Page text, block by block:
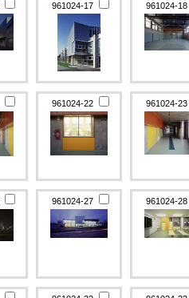
961024-17 961024-18
961024-22 961024-23
961024-27 961024-28